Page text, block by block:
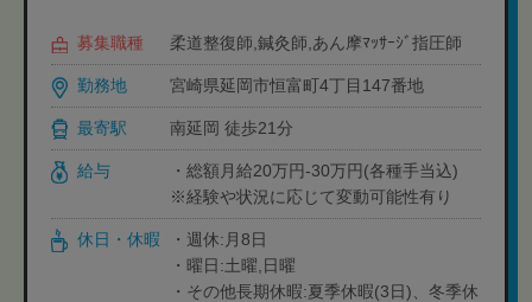
募集職種 柔道整復師,鍼灸師,あん摩ﾏｯｻｰｼﾞ指圧師
勤務地 宮崎県延岡市恒富町4丁目147番地
最寄駅 南延岡 徒歩21分
給与
・総額月給20万円-30万円(各種手当込)
※経験や状況に応じて変動可能性有り
休日・休暇
・週休:月8日
・曜日:土曜,日曜
・その他長期休暇:夏季休暇(3日)、冬季休